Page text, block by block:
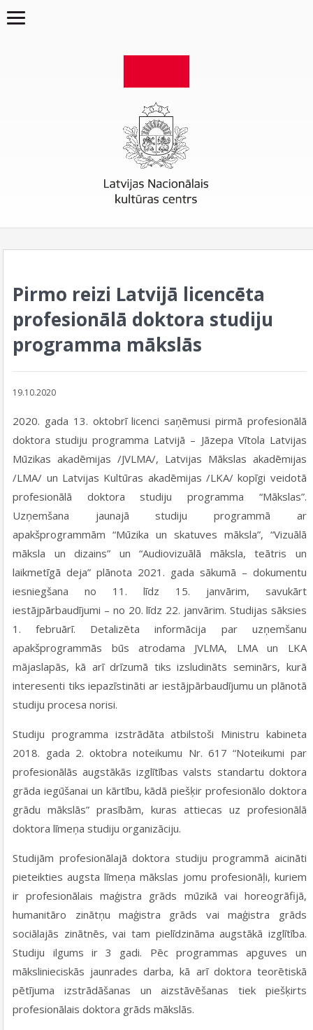
Pirmo reizi Latvijā licencēta
profesionālā doktora studiju
programma mākslās
19.10.2020
2020. gada 13. oktobrī licenci saņēmusi pirmā profesionālā
doktora studiju programma Latvijā – Jāzepa Vītola Latvijas
Mūzikas akadēmijas /JVLMA/, Latvijas Mākslas akadēmijas
/LMA/ un Latvijas Kultūras akadēmijas /LKA/ kopīgi veidotā
profesionālā doktora studiju programma “Mākslas”.
Uzņemšana jaunajā studiju programmā ar
apakšprogrammām “Mūzika un skatuves māksla”, “Vizuālā
māksla un dizains” un “Audiovizuālā māksla, teātris un
laikmetīgā deja” plānota 2021. gada sākumā – dokumentu
iesniegšana no 11. līdz 15. janvārim, savukārt
iestājpārbaudījumi – no 20. līdz 22. janvārim. Studijas sāksies
1. februārī. Detalizēta informācija par uzņemšanu
apakšprogrammās būs atrodama JVLMA, LMA un LKA
mājaslapās, kā arī drīzumā tiks izsludināts seminārs, kurā
interesenti tiks iepazīstināti ar iestājpārbaudījumu un plānotā
studiju procesa norisi.
Studiju programma izstrādāta atbilstoši Ministru kabineta
2018. gada 2. oktobra noteikumu Nr. 617 “Noteikumi par
profesionālās augstākās izglītības valsts standartu doktora
grāda iegūšanai un kārtību, kādā piešķir profesionālo doktora
grādu mākslās” prasībām, kuras attiecas uz profesionālā
doktora līmeņa studiju organizāciju.
Studijām profesionālajā doktora studiju programmā aicināti
pieteikties­ augsta līmeņa mākslas jomu profesionāļi, kuriem
ir profesionālais maģistra grāds mūzikā vai horeogrāfijā,
humanitāro zinātņu maģistra grāds vai maģistra grāds
sociālajās zinātnēs, vai tam pielīdzināma augstākā izglītība.
Studiju ilgums ir 3 gadi. Pēc programmas apguves un
mākslinieciskās jaunrades darba, kā arī doktora teorētiskā
pētījuma izstrādāšanas un aizstāvēšanas tiek piešķirts
profesionālais doktora grāds mākslās.